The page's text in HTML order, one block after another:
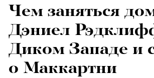
Чем заняться
Дэниел
Диком Западе и
о Маккартни